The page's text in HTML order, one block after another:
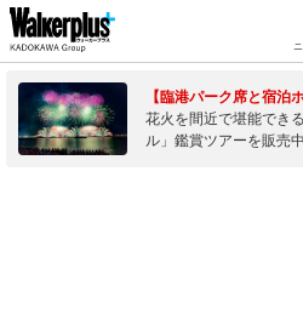
ニ
【臨港パーク席と宿泊
花火を間近で堪能でき
ル」鑑賞ツアーを販売中